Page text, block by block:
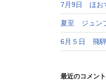
7月9日 ほお
夏至 ジュン
6月５日 飛騨
最近のコメント